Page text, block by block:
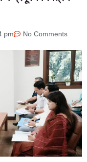
pm No Comments